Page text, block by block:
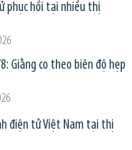
phục hồi tại nhiều thị
Giằng co theo biên độ hẹp
điện tử Việt Nam tại thị